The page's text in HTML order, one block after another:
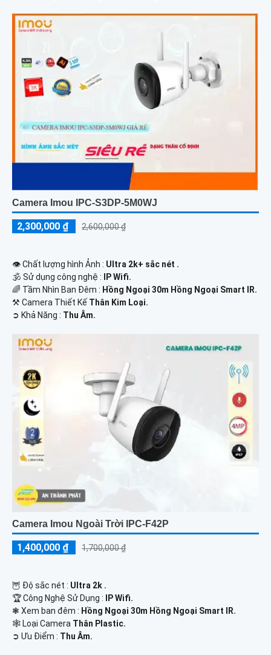
Camera Imou IPC-S3DP-5M0WJ
2,300,000 ₫ 2,600,000 ₫
👁 Chất lượng hình Ảnh : Ultra 2k+ sắc nét .
🕉️ Sử dụng công nghệ :
IP Wifi.
🌈 Tầm Nhìn Ban Đêm : Hồng Ngoại 30m Hồng Ngoại Smart IR.
⚒ Camera Thiết Kế Thân Kim Loại.
️➲ Khả Năng : Thu Âm.
Camera Imou Ngoài Trời IPC-F42P
1,400,000 ₫ 1,700,000 ₫
🦉 Độ sắc nét : Ultra 2k .
🏆 Công Nghệ Sử Dụng :
IP Wifi.
❃ Xem ban đêm : Hồng Ngoại 30m Hồng Ngoại Smart IR.
🕸️ Loại Camera Thân Plastic.
️➲ Ưu Điểm : Thu Âm.